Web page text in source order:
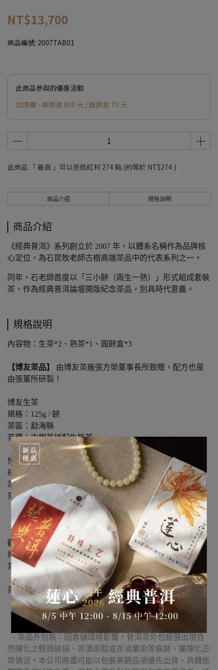
NT$13,700
商品編號: 2007TAB01
此商品參與的優惠活動
加價購 - 蜂膠液 800 元 / 圓餅盒 70 元
此商品 「 最高 」可以折抵紅利 274點 (約等於 NT$274 )
商品介紹 規格說明
商品介紹
《經典普洱》系列創立於 2007 年，以體系名稱作為品牌核
心定位，為石昆牧老師古樹高端茶品中的代表系列之一。
同年，石老師首度以「三小餅（兩生一熟）」形式組成套裝
茶，作為經典普洱論壇開版紀念茶品，別具時代意義。
規格說明
內容物：生茶*2、熟茶*1、圓餅盒*3
【博友茶品】
由博友茶廠張方榮董事長所致贈，配方也是
由張董所研製！
博友生茶
規格：125g / 餅
茶區：勐海縣
茶種：古樹茶拼配生態茶
博友熟茶
規格：125g / 餅
茶區：勐海縣
茶種：生態茶
【觀自在茶品】由黃良賢伉儷提供，由石老師拼配！
觀自在生茶
規格：150g / 餅
茶區：勐海縣邦盆（距老班章 二公里 餘）
勐臘縣易武茶區
茶種：古樹茶
【購買須知】
· 茶品外包裝：因倉儲環境影響，普洱茶外包紙張出現自
然陳化之輕微破損、茶漬斑駁或茶油暈染等痕跡，屬陳化正
常情況。本公司將盡可能以包裝美觀品項優先出貨，具體依